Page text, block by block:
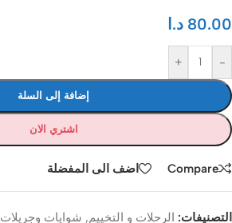
80.00 د.ا
-
+
إضافة إلى السلة
اشتري الان
Compare اضف الى المفضلة
التصنيفات: الرحلات و التخييم, شوايات وجريلات